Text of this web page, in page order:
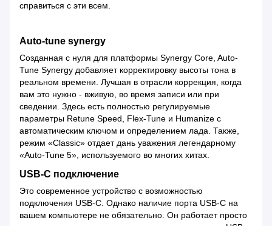
справиться с эти всем.
Auto-tune synergy
Созданная с нуля для платформы Synergy Core, Auto-
Tune Synergy добавляет корректировку высоты тона в
реальном времени. Лучшая в отрасли коррекция, когда
вам это нужно - вживую, во время записи или при
сведении. Здесь есть полностью регулируемые
параметры Retune Speed, Flex-Tune и Humanize с
автоматическим ключом и определением лада. Также,
режим «Classic» отдает дань уважения легендарному
«Auto-Tune 5», используемого во многих хитах.
USB-C подключение
Это современное устройство с возможностью
подключения USB-C. Однако наличие порта USB-C на
вашем компьютере не обязательно. Он работает просто